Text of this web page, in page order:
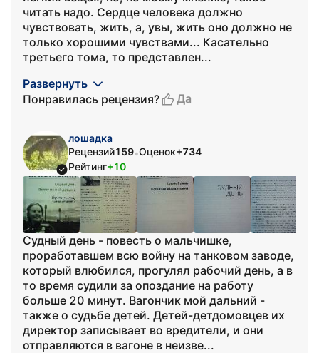
читать надо. Сердце человека должно
чувствовать, жить, а, увы, жить оно должно не
только хорошими чувствами... Касательно
третьего тома, то представлен...
Развернуть
Понравилась рецензия?
Да
лошадка
Рецензий159•Оценок+734
Рейтинг+10
Судный день - повесть о мальчишке,
проработавшем всю войну на танковом заводе,
который влюбился, прогулял рабочий день, а в
то время судили за опоздание на работу
больше 20 минут. Вагончик мой дальний -
также о судьбе детей. Детей-детдомовцев их
директор записывает во вредители, и они
отправляются в вагоне в неизве...